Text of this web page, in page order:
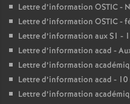
Lettre d’information OSTIC -
Lettre d’information OSTIC -
Lettre d’information aux S1 -
Lettre d’information acad -
Lettre d’information
Lettre d’information acad - 10
Lettre d’information